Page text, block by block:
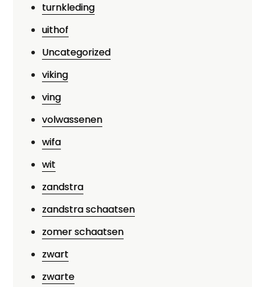
turnkleding
uithof
Uncategorized
viking
ving
volwassenen
wifa
wit
zandstra
zandstra schaatsen
zomer schaatsen
zwart
zwarte